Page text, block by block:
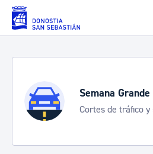
Saltar al contenido principal
Semana
Cortes de tráfico